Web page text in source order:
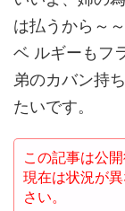
は払うから～～
ベ ルギーもフ
弟のカバン持
たいです。
この記事は公
現在は状況が
さい。